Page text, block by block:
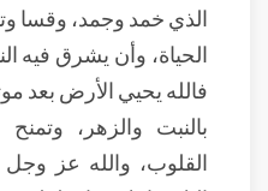
الذي خمد وجمد، وقسا
الحياة، وأن يشرق فيه
فالله يحيي الأرض بعد
بالنبت والزهر، وتمنح
القلوب، والله عز